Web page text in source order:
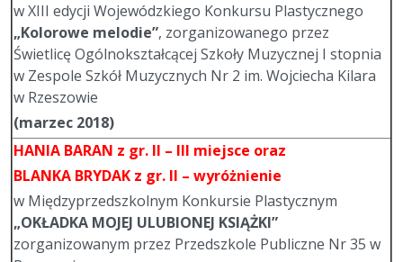
w XIII edycji Wojewódzkiego Konkursu Plastycznego
„Kolorowe melodie”, zorganizowanego przez
Świetlicę Ogólnokształcącej Szkoły Muzycznej I stopnia
w Zespole Szkół Muzycznych Nr 2 im. Wojciecha Kilara
w Rzeszowie
(marzec 2018)
HANIA BARAN z gr. II – III miejsce oraz
BLANKA BRYDAK z gr. II – wyróżnienie
w Międzyprzedszkolnym Konkursie Plastycznym
„OKŁADKA MOJEJ ULUBIONEJ KSIĄŻKI”
zorganizowanym przez Przedszkole Publiczne Nr 35 w